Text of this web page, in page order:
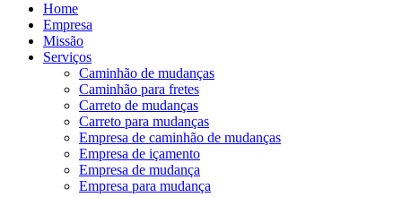
Home
Empresa
Missão
Serviços
Caminhão de mudanças
Caminhão para fretes
Carreto de mudanças
Carreto para mudanças
Empresa de caminhão de mudanças
Empresa de içamento
Empresa de mudança
Empresa para mudança